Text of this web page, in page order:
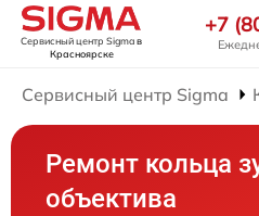
Сервисный центр Sigmaв
Красноярске
+7
Сервисный центр Sigma
Ремонт кольца
объектива